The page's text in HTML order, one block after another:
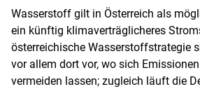
Wasserstoff gilt in Österreich als
ein künftig klimaverträglicheres
österreichische Wasserstoffstrategie
vor allem dort vor, wo sich
vermeiden lassen; zugleich läuft die